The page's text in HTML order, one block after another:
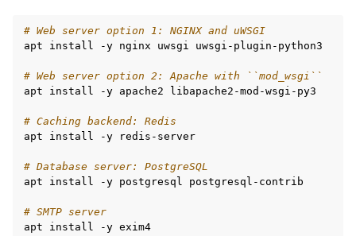
# Web server option 1: NGINX and uWSGI
apt
install -y nginx uwsgi uwsgi-plugin-python3
# Web server option 2: Apache with ``mod_wsgi``
apt
install -y apache2 libapache2-mod-wsgi-py3
# Caching backend: Redis
apt
install -y redis-server
# Database server: PostgreSQL
apt
install -y postgresql postgresql-contrib
# SMTP server
apt
install -y exim4